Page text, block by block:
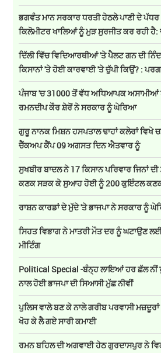
ਭਗਵੰਤ ਮਾਨ ਸਰਕਾਰ ਧਰਤੀ ਹੇਠਲੇ ਪਾਣੀ ਦੇ
ਕਿਲੋਮੀਟਰ ਖਾਲਿਆਂ ਨੂੰ ਮੁੜ ਸੁਰਜੀਤ ਕਰ ਰਹੀ ਹੈ:
ਦਿੱਲੀ ਵਿੱਚ ਵਿਦਿਆਰਥੀਆਂ 'ਤੇ ਪੈਲਟ ਗਨ ਦੀ
ਕਿਸਾਨਾਂ 'ਤੇ ਹੋਈ ਕਾਰਵਾਈ 'ਤੇ ਚੁੱਪੀ ਕਿਉਂ? :
ਪੰਜਾਬ 'ਚ 31000 ਤੋਂ ਵੱਧ ਅਧਿਆਪਕ ਅਸਾਮੀਆਂ
ਰਮਨਦੀਪ ਕੌਰ ਸ਼ੇਰੋਂ ਨੇ ਸਰਕਾਰ ਨੂੰ ਘੇਰਿਆ
ਗੁਰੂ ਨਾਨਕ ਮਿਸ਼ਨ ਹਸਪਤਾਲ ਢਾਹਾਂ ਕਲੇਰਾਂ ਵਿਖੇ
ਚੈੱਕਅਪ ਕੈਂਪ 09 ਅਗਸਤ ਦਿਨ ਐਤਵਾਰ ਨੂੰ
ਸੁਖਬੀਰ ਬਾਦਲ ਨੇ 17 ਕਿਸਾਨ ਪਰਿਵਾਰ ਜਿਨਾਂ
ਕਣਕ ਸੜਕ ਕੇ ਸੁਆਹ ਹੋਈ ਨੂੰ 200 ਕੁਇੰਟਲ
ਰਾਸ਼ਨ ਕਾਰਡਾਂ ਦੇ ਮੁੱਦੇ 'ਤੇ ਭਾਜਪਾ ਨੇ ਸਰਕਾਰ ਨੂੰ
ਸਿਹਤ ਵਿਭਾਗ ਨੇ ਮਾਤਰੀ ਮੌਤ ਦਰ ਨੂੰ ਘਟਾਉਣ
ਮੀਟਿੰਗ
Political Special -ਬੰਨ੍ਹ ਲਾਇਆਂ ਹਰ ਛੱਲ ਨੀਂ
ਨਾਲ ਹੋਈ ਭਾਜਪਾ ਦੀ ਸਿਆਸੀ ਮੁੱਛ ਨੀਵੀਂ
ਪੁਲਿਸ ਵਾਲੇ ਬਣ ਕੇ ਨਾਲੇ ਗਰੀਬ ਪਰਵਾਸੀ
ਖੋਹ ਕੇ ਲੈ ਗਏ ਸਾਰੀ ਕਮਾਈ
ਰਮਨ ਬਹਿਲ ਦੀ ਅਗਵਾਈ ਹੇਠ ਗੁਰਦਾਸਪੁਰ ਨੇ